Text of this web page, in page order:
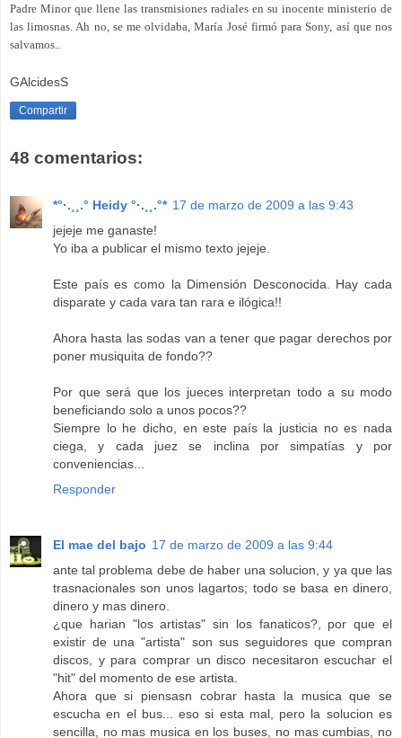
Padre Minor que llene las transmisiones radiales en su inocente ministerio de
las limosnas. Ah no, se me olvidaba, María José firmó para Sony, así que nos
salvamos..
GAlcidesS
Compartir
48 comentarios:
*°·.¸¸.° Heidy °·.¸¸.°* 17 de marzo de 2009 a las 9:43
jejeje me ganaste!
Yo iba a publicar el mismo texto jejeje.
Este país es como la Dimensión Desconocida. Hay cada
disparate y cada vara tan rara e ilógica!!
Ahora hasta las sodas van a tener que pagar derechos por
poner musiquita de fondo??
Por que será que los jueces interpretan todo a su modo
beneficiando solo a unos pocos??
Siempre lo he dicho, en este país la justicia no es nada
ciega, y cada juez se inclina por simpatías y por
conveniencias...
Responder
El mae del bajo 17 de marzo de 2009 a las 9:44
ante tal problema debe de haber una solucion, y ya que las
trasnacionales son unos lagartos; todo se basa en dinero,
dinero y mas dinero.
¿que harian "los artistas" sin los fanaticos?, por que el
existir de una "artista" son sus seguidores que compran
discos, y para comprar un disco necesitaron escuchar el
"hit" del momento de ese artista.
Ahora que si piensasn cobrar hasta la musica que se
escucha en el bus... eso si esta mal, pero la solucion es
sencilla, no mas musica en los buses, no mas cumbias, no